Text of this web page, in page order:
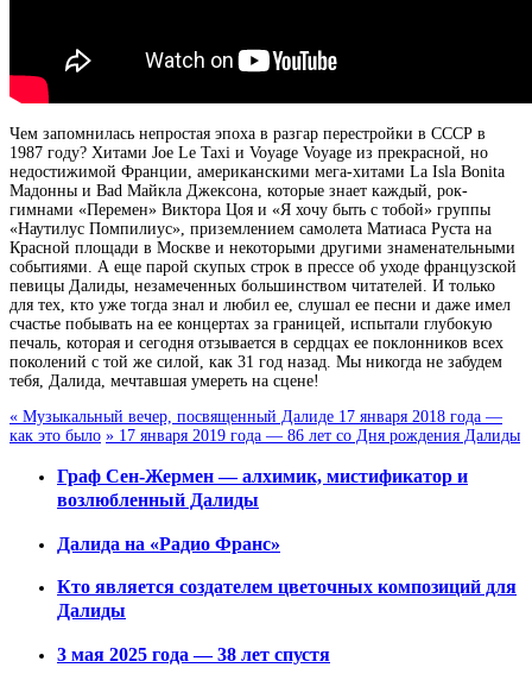
Чем запомнилась непростая эпоха в разгар перестройки в СССР в
1987 году? Хитами Joe Le Taxi и Voyage Voyage из прекрасной, но
недостижимой Франции, американскими мега-хитами La Isla Bonita
Мадонны и Bad Майкла Джексона, которые знает каждый, рок-
гимнами «Перемен» Виктора Цоя и «Я хочу быть с тобой» группы
«Наутилус Помпилиус», приземлением самолета Матиаса Руста на
Красной площади в Москве и некоторыми другими знаменательными
событиями. А еще парой скупых строк в прессе об уходе французской
певицы Далиды, незамеченных большинством читателей. И только
для тех, кто уже тогда знал и любил ее, слушал ее песни и даже имел
счастье побывать на ее концертах за границей, испытали глубокую
печаль, которая и сегодня отзывается в сердцах ее поклонников всех
поколений с той же силой, как 31 год назад. Мы никогда не забудем
тебя, Далида, мечтавшая умереть на сцене!
« Музыкальный вечер, посвященный Далиде 17 января 2018 года —
как это было » 17 января 2019 года — 86 лет со Дня рождения Далиды
Граф Сен-Жермен — алхимик, мистификатор и
возлюбленный Далиды
Далида на «Радио Франс»
Кто является создателем цветочных композиций для
Далиды
3 мая 2025 года — 38 лет спустя